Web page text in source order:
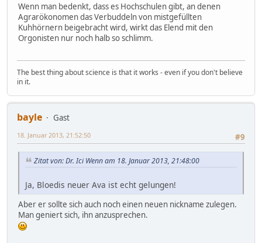
Wenn man bedenkt, dass es Hochschulen gibt, an denen
Agrarökonomen das Verbuddeln von mistgefüllten
Kuhhörnern beigebracht wird, wirkt das Elend mit den
Orgonisten nur noch halb so schlimm.
The best thing about science is that it works - even if you don't believe
in it.
bayle
Gast
#9
18. Januar 2013, 21:52:50
Zitat von: Dr. Ici Wenn am 18. Januar 2013, 21:48:00
Ja, Bloedis neuer Ava ist echt gelungen!
Aber er sollte sich auch noch einen neuen nickname zulegen.
Man geniert sich, ihn anzusprechen.